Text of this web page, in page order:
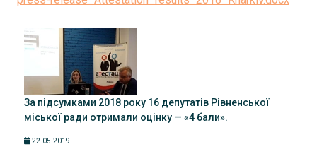
За підсумками 2018 року 16 депутатів Рівненської
міської ради отримали оцінку — «4 бали».
22.05.2019